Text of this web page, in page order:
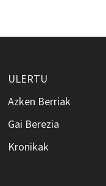
ULERTU
Azken Berriak
Gai Berezia
Kronikak